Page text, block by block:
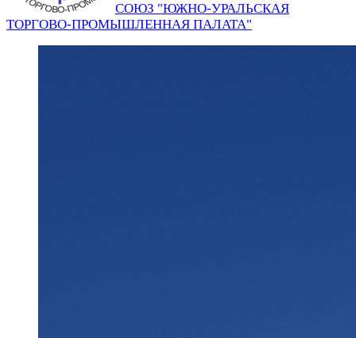
СОЮЗ "ЮЖНО-УРАЛЬСКАЯ
ТОРГОВО-ПРОМЫШЛЕННАЯ ПАЛАТА"